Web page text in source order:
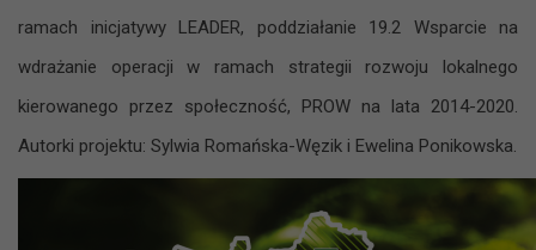
ramach inicjatywy LEADER, poddziałanie 19.2 Wsparcie na
wdrażanie operacji w ramach strategii rozwoju lokalnego
kierowanego przez społeczność, PROW na lata 2014-2020.
Autorki projektu: Sylwia Romańska-Węzik i Ewelina Ponikowska.